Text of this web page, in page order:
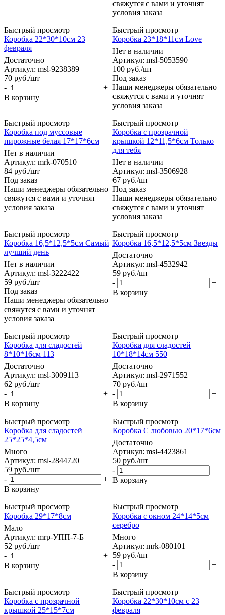
свяжутся с вами и уточнят
условия заказа
Быстрый просмотр
Коробка 22*30*10см 23
февраля
Достаточно
Артикул: msl-9238389
70 руб./шт
-
+
В корзину
Быстрый просмотр
Коробка 23*18*11см Love
Нет в наличии
Артикул: msl-5053590
100 руб./шт
Под заказ
Наши менеджеры обязательно
свяжутся с вами и уточнят
условия заказа
Быстрый просмотр
Коробка под муссовые
пирожные белая 17*17*6см
Нет в наличии
Артикул: mrk-070510
84 руб./шт
Под заказ
Наши менеджеры обязательно
свяжутся с вами и уточнят
условия заказа
Быстрый просмотр
Коробка с прозрачной
крышкой 12*11,5*6см Только
для тебя
Нет в наличии
Артикул: msl-3506928
67 руб./шт
Под заказ
Наши менеджеры обязательно
свяжутся с вами и уточнят
условия заказа
Быстрый просмотр
Коробка 16,5*12,5*5см Самый
лучший день
Нет в наличии
Артикул: msl-3222422
59 руб./шт
Под заказ
Наши менеджеры обязательно
свяжутся с вами и уточнят
условия заказа
Быстрый просмотр
Коробка 16,5*12,5*5см Звезды
Достаточно
Артикул: msl-4532942
59 руб./шт
-
+
В корзину
Быстрый просмотр
Коробка для сладостей
8*10*16см 113
Достаточно
Артикул: msl-3009113
62 руб./шт
-
+
В корзину
Быстрый просмотр
Коробка для сладостей
10*18*14см 550
Достаточно
Артикул: msl-2971552
70 руб./шт
-
+
В корзину
Быстрый просмотр
Коробка для сладостей
25*25*4,5см
Много
Артикул: msl-2844720
59 руб./шт
-
+
В корзину
Быстрый просмотр
Коробка С любовью 20*17*6см
Достаточно
Артикул: msl-4423861
50 руб./шт
-
+
В корзину
Быстрый просмотр
Коробка 29*17*8см
Мало
Артикул: mrp-УПП-7-Б
52 руб./шт
-
+
В корзину
Быстрый просмотр
Коробка с окном 24*14*5см
серебро
Много
Артикул: mrk-080101
59 руб./шт
-
+
В корзину
Быстрый просмотр
Коробка с прозрачной
крышкой 25*15*7см
Быстрый просмотр
Коробка 22*30*10см с 23
февраля